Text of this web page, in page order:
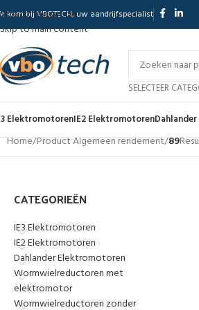
Skip to navigation
Skip to main content
bij VBOTECH, uw aandrijfspecialist
SELECTEER
ElektromotorenIE2 Elektromotoren
Home/Product Algemeen rendement/89
CATEGORIEËN
IE3 Elektromotoren
IE2 Elektromotoren
Dahlander Elektromotoren
Wormwielreductoren met
elektromotor
Wormwielreductoren zonder